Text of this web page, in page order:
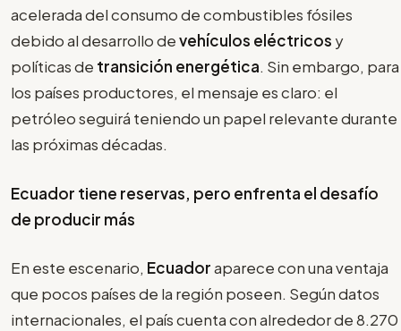
acelerada del consumo de combustibles fósiles
debido al desarrollo devehículos eléctricos y
políticas de transición energética. Sin embargo, para
los países productores, el mensaje es claro: el
petróleo seguirá teniendo un papel relevante durante
las próximas décadas.
Ecuador tiene reservas, pero enfrenta el desafío
de producir más
En este escenario, Ecuadoraparece con una ventaja
que pocos países de la región poseen. Según datos
internacionales, el país cuenta con alrededor de 8.270